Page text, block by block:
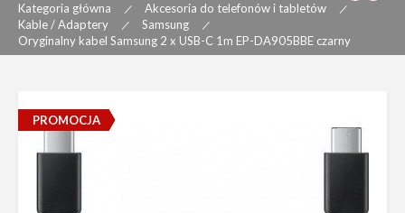
Kategoria główna | Akcesoria do telefonów i tabletów |
Kable / Adaptery | Samsung |
Oryginalny kabel Samsung 2 x USB-C 1m EP-DA905BBE czarny
PROMOCJA